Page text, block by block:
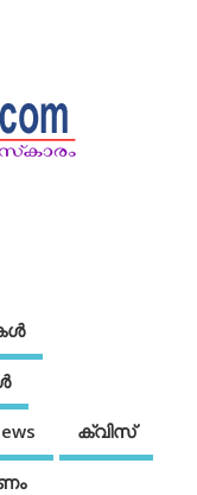
ക്വിസ്